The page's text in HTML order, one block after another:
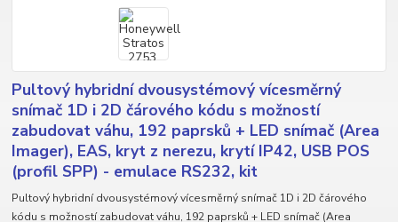
Pultový hybridní dvousystémový vícesměrný
snímač 1D i 2D čárového kódu s možností
zabudovat váhu, 192 paprsků + LED snímač (Area
Imager), EAS, kryt z nerezu, krytí IP42, USB POS
(profil SPP) - emulace RS232, kit
Pultový hybridní dvousystémový vícesměrný snímač 1D i 2D čárového
kódu s možností zabudovat váhu, 192 paprsků + LED snímač (Area